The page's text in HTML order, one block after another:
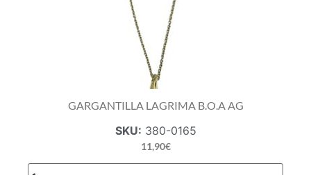
GARGANTILLA LAGRIMA B.O.A AG
SKU: 380-0165
11,90€
GARGANTILLA